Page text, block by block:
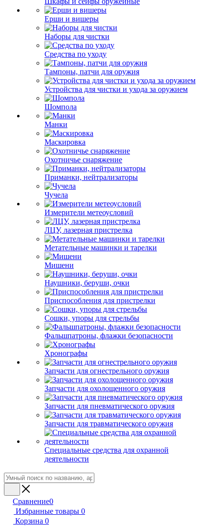
Ерши и вишеры
Наборы для чистки
Средства по уходу
Тампоны, патчи для оружия
Устройства для чистки и ухода за оружием
Шомпола
Манки
Маскировка
Охотничье снаряжение
Приманки, нейтрализаторы
Чучела
Измерители метеоусловий
ЛЦУ, лазерная пристрелка
Метательные машинки и тарелки
Мишени
Наушники, беруши, очки
Приспособления для пристрелки
Сошки, упоры для стрельбы
Фальшпатроны, флажки безопасности
Хронографы
Запчасти для огнестрельного оружия
Запчасти для охолощенного оружия
Запчасти для пневматического оружия
Запчасти для травматического оружия
Специальные средства для охранной
деятельности
Сравнение0
Избранные товары 0
Корзина 0